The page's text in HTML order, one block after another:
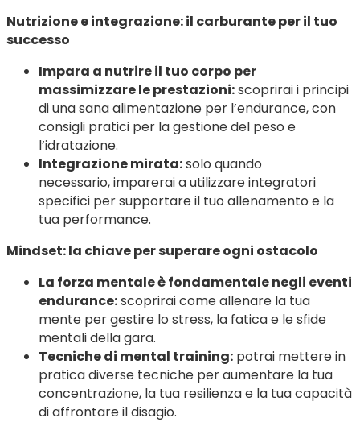
Nutrizione e integrazione: il carburante per il tuo
successo
Impara a nutrire il tuo corpo per
massimizzare le prestazioni:scoprirai i principi
di una sana alimentazione per l’endurance, con
consigli pratici per la gestione del peso e
l’idratazione.
Integrazione mirata:solo quando
necessario, imparerai a utilizzare integratori
specifici per supportare il tuo allenamento e la
tua performance.
Mindset: la chiave per superare ogni ostacolo
La forza mentale è fondamentale negli eventi
endurance:scoprirai come allenare la tua
mente per gestire lo stress, la fatica e le sfide
mentali della gara.
Tecniche di mental training: potrai mettere in
pratica diverse tecniche per aumentare la tua
concentrazione, la tua resilienza e la tua capacità
di affrontare il disagio.